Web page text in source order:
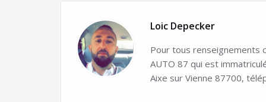
Loic Depecker
Pour tous renseignements
AUTO 87 qui est
Aixe sur Vienne 87700,